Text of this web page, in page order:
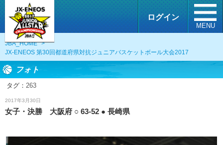
ログイン
MENU
JBA_HOME
>
JX-ENEOS 第30回都道府県対抗ジュニアバスケットボール大会2017
フォト
タグ： 263
2017年3月30日
女子・決勝 大阪府 ○ 63-52 ● 長崎県